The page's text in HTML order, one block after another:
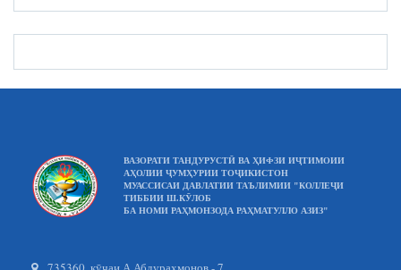
ВАЗОРАТИ ТАНДУРУСТӢ ВА ҲИФЗИ ИҶТИМОИИ
АҲОЛИИ ҶУМҲУРИИ ТОҶИКИСТОН
МУАССИСАИ ДАВЛАТИИ ТАЪЛИМИИ "КОЛЛЕҶИ
ТИББИИ Ш.КӮЛОБ
БА НОМИ РАҲМОНЗОДА РАҲМАТУЛЛО АЗИЗ"